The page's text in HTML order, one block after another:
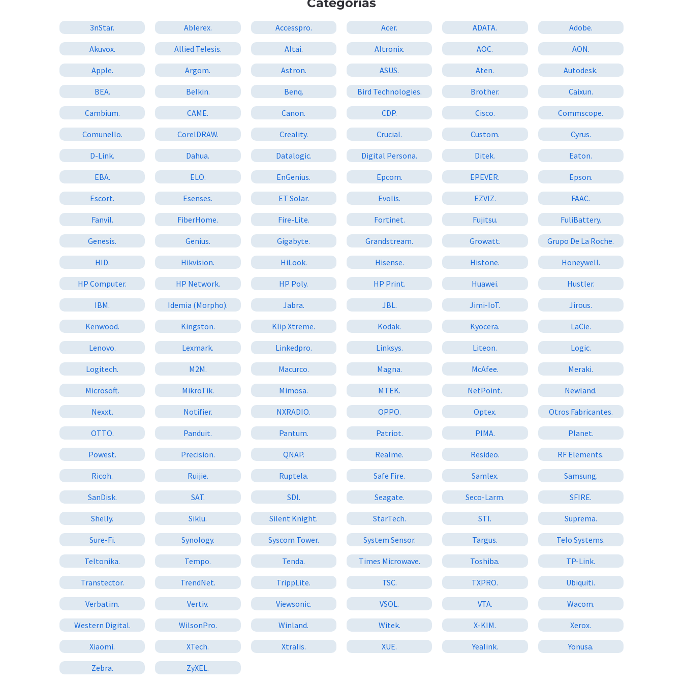
3nStar. Ablerex. Accesspro. Acer. ADATA. Adobe.
Akuvox. Allied Telesis. Altai. Altronix. AOC. AON.
Apple. Argom. Astron. ASUS. Aten. Autodesk.
BEA. Belkin. Benq. Bird Technologies. Brother. Caixun.
Cambium. CAME. Canon. CDP. Cisco. Commscope.
Comunello. CorelDRAW. Creality. Crucial. Custom. Cyrus.
D-Link. Dahua. Datalogic. Digital Persona. Ditek. Eaton.
EBA. ELO. EnGenius. Epcom. EPEVER. Epson.
Escort. Esenses. ET Solar. Evolis. EZVIZ. FAAC.
Fanvil. FiberHome. Fire-Lite. Fortinet. Fujitsu. FuliBattery.
Genesis. Genius. Gigabyte. Grandstream. Growatt. Grupo De La Roche.
HID. Hikvision. HiLook. Hisense. Histone. Honeywell.
HP Computer. HP Network. HP Poly. HP Print. Huawei. Hustler.
IBM. Idemia (Morpho). Jabra. JBL. Jimi-IoT. Jirous.
Kenwood. Kingston. Klip Xtreme. Kodak. Kyocera. LaCie.
Lenovo. Lexmark. Linkedpro. Linksys. Liteon. Logic.
Logitech. M2M. Macurco. Magna. McAfee. Meraki.
Microsoft. MikroTik. Mimosa. MTEK. NetPoint. Newland.
Nexxt. Notifier. NXRADIO. OPPO. Optex. Otros Fabricantes.
OTTO. Panduit. Pantum. Patriot. PIMA. Planet.
Powest. Precision. QNAP. Realme. Resideo. RF Elements.
Ricoh. Ruijie. Ruptela. Safe Fire. Samlex. Samsung.
SanDisk. SAT. SDI. Seagate. Seco-Larm. SFIRE.
Shelly. Siklu. Silent Knight. StarTech. STI. Suprema.
Sure-Fi. Synology. Syscom Tower. System Sensor. Targus. Telo Systems.
Teltonika. Tempo. Tenda. Times Microwave. Toshiba. TP-Link.
Transtector. TrendNet. TrippLite. TSC. TXPRO. Ubiquiti.
Verbatim. Vertiv. Viewsonic. VSOL. VTA. Wacom.
Western Digital. WilsonPro. Winland. Witek. X-KIM. Xerox.
Xiaomi. XTech. Xtralis. XUE. Yealink. Yonusa.
Zebra. ZyXEL.